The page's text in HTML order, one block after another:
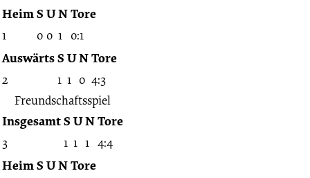
Bremer
SV
05.04.1926
-
1925/1926
HeimS UNTore
1 0 0 1 0:1
AuswärtsS UNTore
2 1 1 0 4:3
Freundschaftsspiel
InsgesamtS UNTore
3 1 1 1 4:4
HeimS UNTore